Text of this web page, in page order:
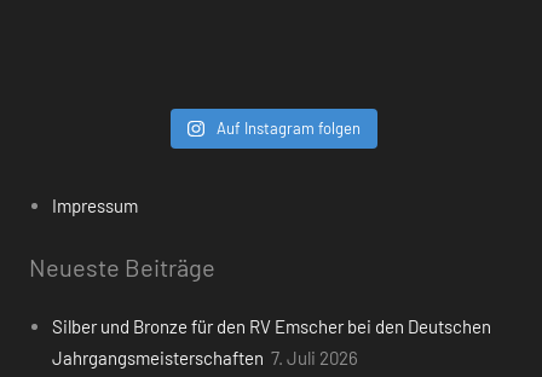
Auf Instagram folgen
Impressum
Neueste Beiträge
Silber und Bronze für den RV Emscher bei den Deutschen
Jahrgangsmeisterschaften 7. Juli 2026